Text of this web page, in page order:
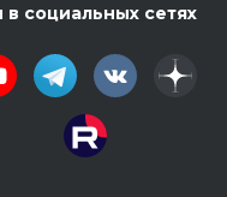
социальных сетях